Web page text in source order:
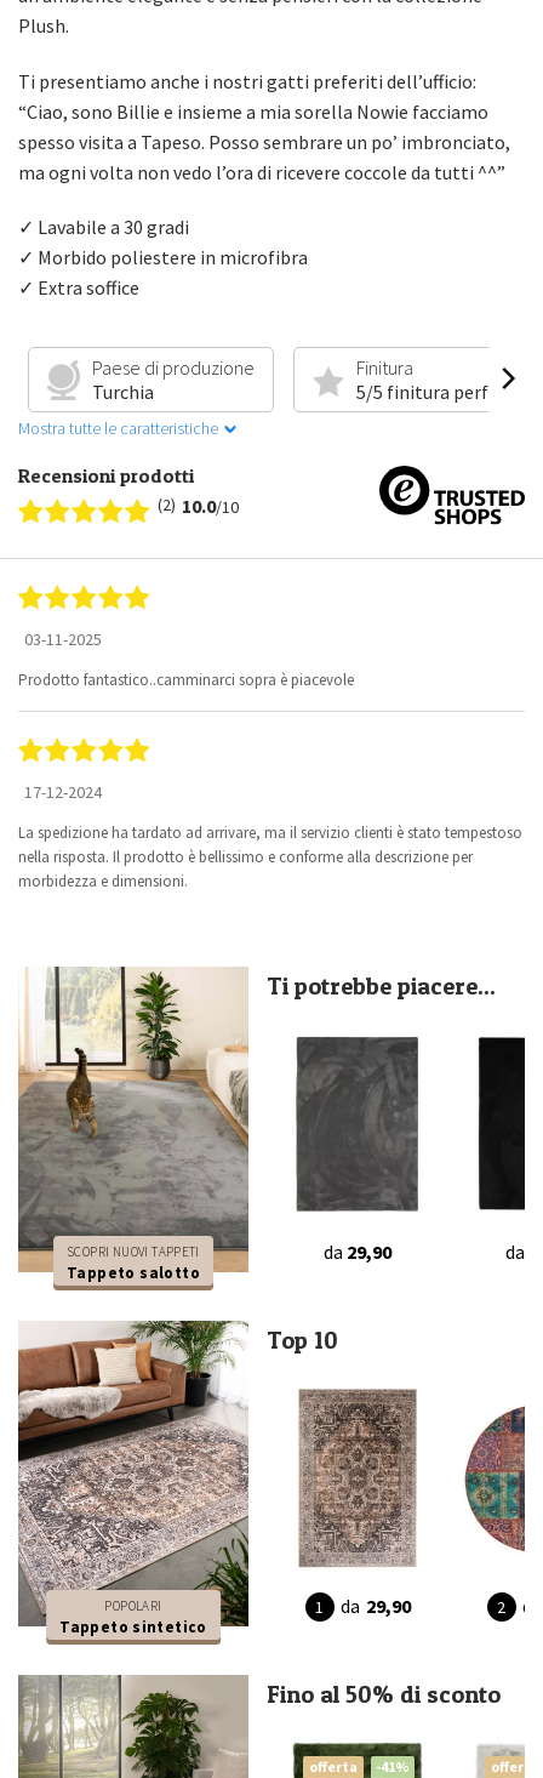
Plush.
Ti presentiamo anche i nostri gatti preferiti dell’ufficio:
“Ciao, sono Billie e insieme a mia sorella Nowie facciamo
spesso visita a Tapeso. Posso sembrare un po’ imbronciato,
ma ogni volta non vedo l’ora di ricevere coccole da tutti ^^”
✓ Lavabile a 30 gradi
✓ Morbido poliestere in microfibra
✓ Extra soffice
Paese di produzione
Turchia
Finitura
5/5 finitura perfetta
Mostra tutte le caratteristiche
Recensioni prodotti
(2) 10.0/10
03-11-2025
Prodotto fantastico..camminarci sopra è piacevole
17-12-2024
La spedizione ha tardato ad arrivare, ma il servizio clienti è stato tempestoso
nella risposta. Il prodotto è bellissimo e conforme alla descrizione per
morbidezza e dimensioni.
SCOPRI NUOVI TAPPETI
Tappeto salotto
Ti potrebbe piacere...
da 29,90 da
POPOLARI
Tappeto sintetico
Top 10
da 29,90 da
Fino al 50% di sconto
offerta -41% offerta